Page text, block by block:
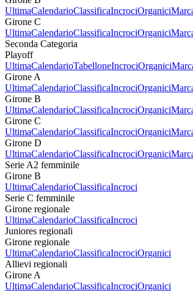
UltimaCalendarioClassificaIncrociOrganici
Girone C
UltimaCalendarioClassificaIncrociOrganici
Seconda Categoria
Playoff
UltimaCalendarioTabelloneIncrociOrganici
Girone A
UltimaCalendarioClassificaIncrociOrganici
Girone B
UltimaCalendarioClassificaIncrociOrganici
Girone C
UltimaCalendarioClassificaIncrociOrganici
Girone D
UltimaCalendarioClassificaIncrociOrganici
Serie A2 femminile
Girone B
UltimaCalendarioClassificaIncroci
Serie C femminile
Girone regionale
UltimaCalendarioClassificaIncroci
Juniores regionali
Girone regionale
UltimaCalendarioClassificaIncrociOrganici
Allievi regionali
Girone A
UltimaCalendarioClassificaIncrociOrganici